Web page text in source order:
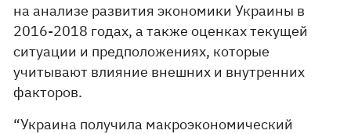
на анализе развития экономики Украины в
2016-2018 годах, а также оценках текущей
ситуации и предположениях, которые
учитывают влияние внешних и внутренних
факторов.
“Украина получила макроэкономический